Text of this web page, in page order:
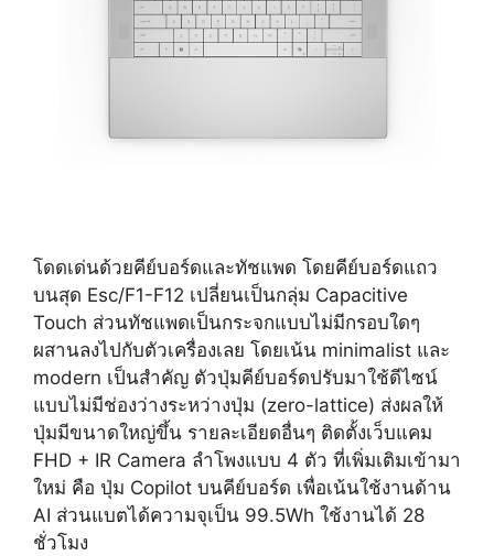
โดดเด่นด้วยคีย์บอร์ดและทัชแพด โดยคีย์บอร์ดแถว
บนสุด Esc/F1-F12 เปลี่ยนเป็นกลุ่ม Capacitive
Touch ส่วนทัชแพดเป็นกระจกแบบไม่มีกรอบใดๆ
ผสานลงไปกับตัวเครื่องเลย โดยเน้น minimalist และ
modern เป็นสำคัญ ตัวปุ่มคีย์บอร์ดปรับมาใช้ดีไซน์
แบบไม่มีช่องว่างระหว่างปุ่ม (zero-lattice) ส่งผลให้
ปุ่มมีขนาดใหญ่ขึ้น รายละเอียดอื่นๆ ติดตั้งเว็บแคม
FHD + IR Camera ลำโพงแบบ 4 ตัว ที่เพิ่มเติมเข้ามา
ใหม่ คือ ปุ่ม Copilot บนคีย์บอร์ด เพื่อเน้นใช้งานด้าน
AI ส่วนแบตได้ความจุเป็น 99.5Wh ใช้งานได้ 28
ชั่วโมง